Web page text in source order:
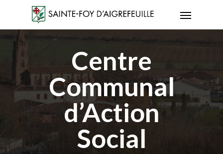
content
Menu
Centre
Communal
d’Action
Social